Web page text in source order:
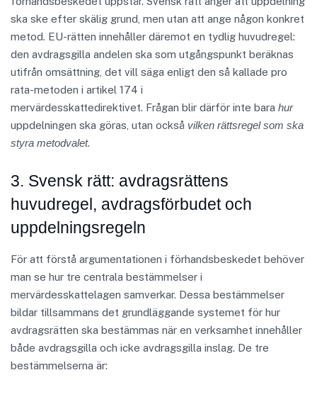
ska ske efter skälig grund, men utan att ange någon konkret
metod. EU-rätten innehåller däremot en tydlig huvudregel:
den avdragsgilla andelen ska som utgångspunkt beräknas
utifrån omsättning, det vill säga enligt den så kallade pro
rata-metoden i artikel 174 i
mervärdesskattedirektivet. Frågan blir därför inte bara hur
uppdelningen ska göras, utan också vilken rättsregel som ska
styra metodvalet.
3. Svensk rätt: avdragsrättens
huvudregel, avdragsförbudet och
uppdelningsregeln
För att förstå argumentationen i förhandsbeskedet behöver
man se hur tre centrala bestämmelser i
mervärdesskattelagen samverkar. Dessa bestämmelser
bildar tillsammans det grundläggande systemet för hur
avdragsrätten ska bestämmas när en verksamhet innehåller
både avdragsgilla och icke avdragsgilla inslag. De tre
bestämmelserna är: